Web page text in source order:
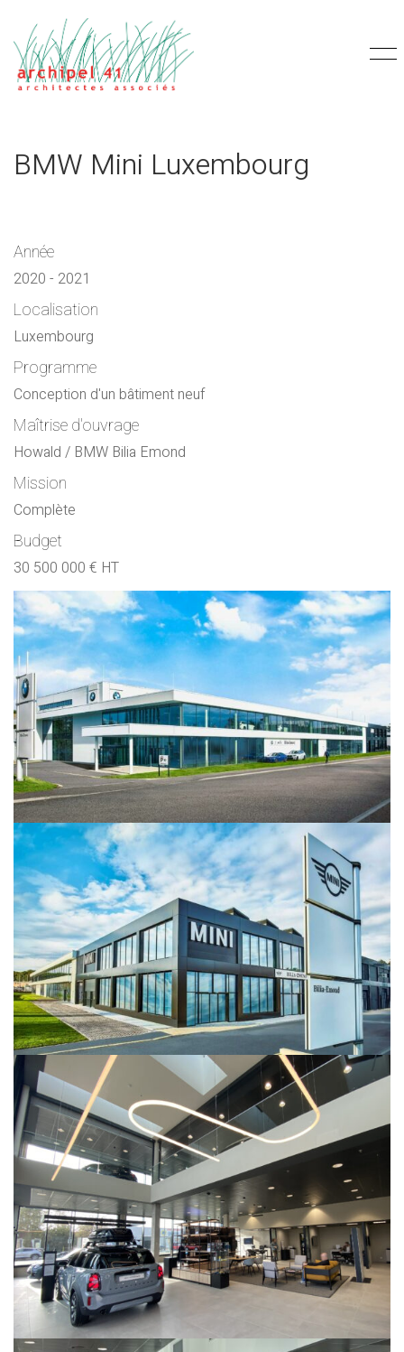
BMW Mini Luxembourg
Année
2020 - 2021
Localisation
Luxembourg
Programme
Conception d'un bâtiment neuf
Maîtrise d'ouvrage
Howald / BMW Bilia Emond
Mission
Complète
Budget
30 500 000 € HT